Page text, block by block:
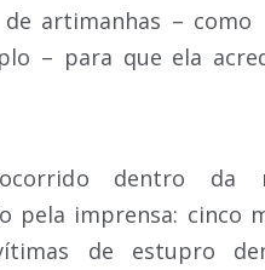
artimanhas – como
– para que ela
dentro da
pela imprensa: cinco
de estupro